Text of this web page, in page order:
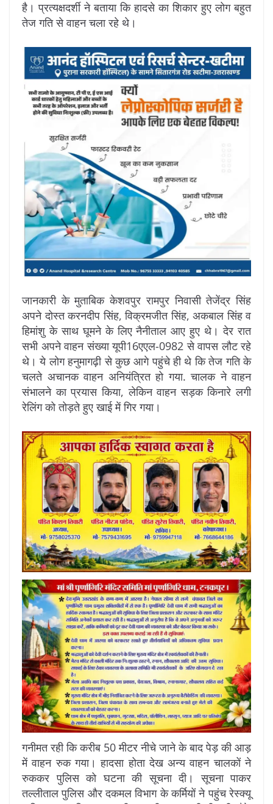
है। प्रत्यक्षदर्शी ने बताया कि हादसे का शिकार हुए लोग बहुत
तेज गति से वाहन चला रहे थे।
जानकारी के मुताबिक केशवपुर रामपुर निवासी तेजेंद्र सिंह
अपने दोस्त करनदीप सिंह, विक्रमजीत सिंह, अकबाल सिंह व
हिमांशु के साथ घूमने के लिए नैनीताल आए हुए थे। देर रात
सभी अपने वाहन संख्या यूपी16एएल-0982 से वापस लौट रहे
थे। ये लोग हनुमागढ़ी से कुछ आगे पहुंचे ही थे कि तेज गति के
चलते अचानक वाहन अनियंत्रित हो गया. चालक ने वाहन
संभालने का प्रयास किया, लेकिन वाहन सड़क किनारे लगी
रेलिंग को तोड़ते हुए खाई में गिर गया।
गनीमत रही कि करीब 50 मीटर नीचे जाने के बाद पेड़ की आड़
में वाहन रुक गया। हादसा होता देख अन्य वाहन चालकों ने
रुककर पुलिस को घटना की सूचना दी। सूचना पाकर
तल्लीताल पुलिस और दकमल विभाग के कर्मियों ने पहुंच रेस्क्यू